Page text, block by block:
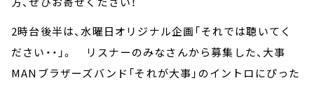
2時台後半は、水曜日オリジナル企画「それでは聴いてく
ださい・・」。 リスナーのみなさんから募集した、大事
MANブラザーズバンド「それが大事」のイントロにぴった